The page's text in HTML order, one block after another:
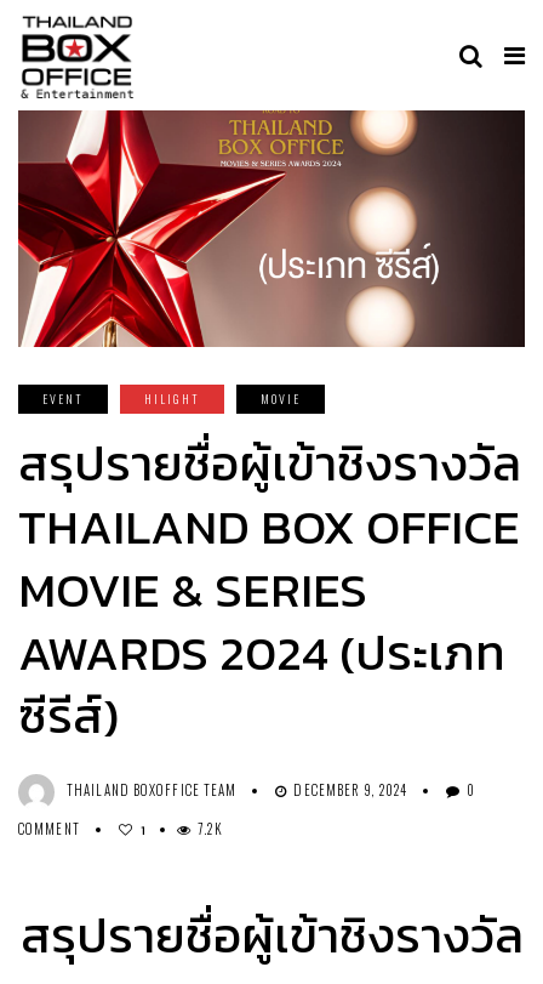
EVENT HILIGHT MOVIE
สรุปรายชื่อผู้เข้าชิงรางวัล
THAILAND BOX OFFICE
MOVIE & SERIES
AWARDS 2024 (ประเภท
ซีรีส์)
THAILAND BOXOFFICE TEAM DECEMBER 9, 2024
0
COMMENT
1 7.2K
สรุปรายชื่อผู้เข้าชิงรางวัล